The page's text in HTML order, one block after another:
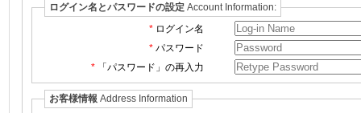
ログイン名とパスワードの設定 Account Information:
ログイン名
パスワード
「パスワード」の再入力
お客様情報 Address Information